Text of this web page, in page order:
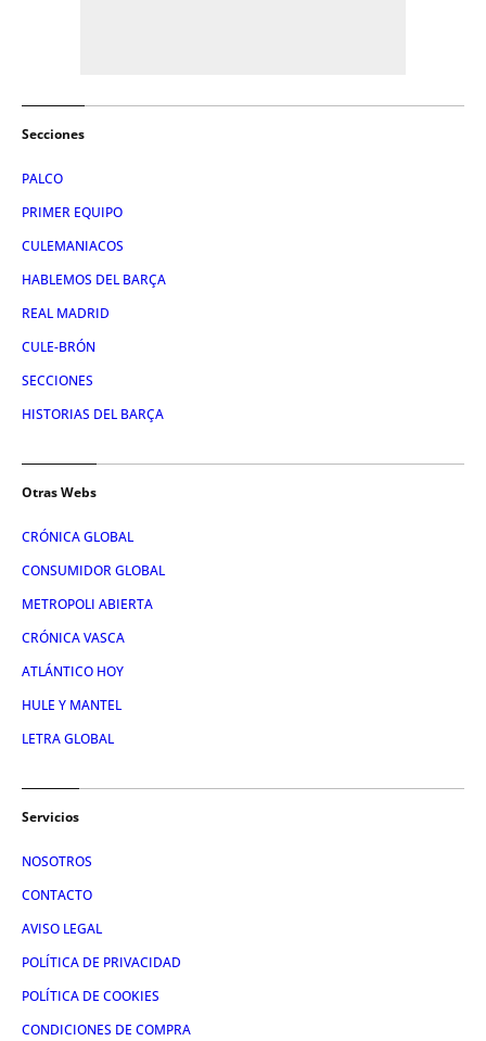
Secciones
PALCO
PRIMER EQUIPO
CULEMANIACOS
HABLEMOS DEL BARÇA
REAL MADRID
CULE-BRÓN
SECCIONES
HISTORIAS DEL BARÇA
Otras Webs
CRÓNICA GLOBAL
CONSUMIDOR GLOBAL
METROPOLI ABIERTA
CRÓNICA VASCA
ATLÁNTICO HOY
HULE Y MANTEL
LETRA GLOBAL
Servicios
NOSOTROS
CONTACTO
AVISO LEGAL
POLÍTICA DE PRIVACIDAD
POLÍTICA DE COOKIES
CONDICIONES DE COMPRA